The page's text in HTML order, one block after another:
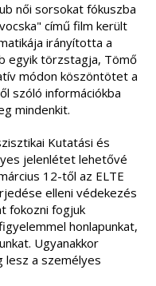
női sorsokat fókuszba
című film került
irányította a
egyik törzstagja, Tömő
módon köszöntötet a
szóló információkba
mindenkit.
Kutatási és
jelenlétet lehetővé
12-től az ELTE
elleni védekezés
fokozni fogjuk
honlapunkat,
Ugyanakkor
lesz a személyes